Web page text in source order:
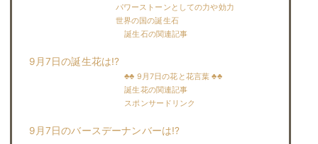
パワーストーンとしての力や効力
世界の国の誕生石
誕生石の関連記事
9月7日の誕生花は!?
♣♣ 9月7日の花と花言葉 ♣♣
誕生花の関連記事
スポンサードリンク
9月7日のバースデーナンバーは!?